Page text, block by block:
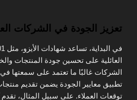
تعزيز الجودة في الشركات
العائلية على تحسين جودة المنتجات
الشركات غالبًا ما تعتمد على سمعتها
تطبيق معايير الجودة يضمن تقديم
توقعات العملاء. على سبيل المثال، تقدم